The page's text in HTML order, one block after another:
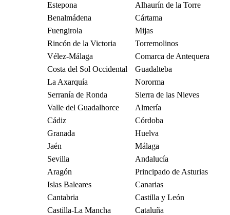
Estepona
Alhaurín de la Torre
Benalmádena
Cártama
Fuengirola
Mijas
Rincón de la Victoria
Torremolinos
Vélez-Málaga
Comarca de Antequera
Costa del Sol Occidental
Guadalteba
La Axarquía
Nororma
Serranía de Ronda
Sierra de las Nieves
Valle del Guadalhorce
Almería
Cádiz
Córdoba
Granada
Huelva
Jaén
Málaga
Sevilla
Andalucía
Aragón
Principado de Asturias
Islas Baleares
Canarias
Cantabria
Castilla y León
Castilla-La Mancha
Cataluña